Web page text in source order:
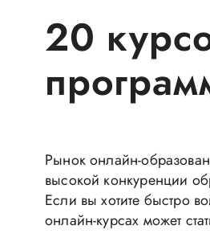
20
Рынок онлайн-
высокой конкуренции
Если вы хотите быстро
онлайн-курсах может